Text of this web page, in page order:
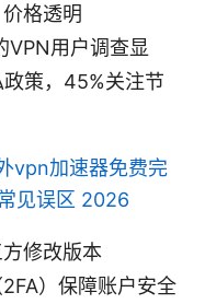
格透明
用户调查显
策，45%关注节
vpn加速器免费完
见误区 2026
修改版本
）保障账户安全